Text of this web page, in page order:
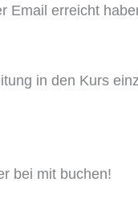
Email erreicht
in den Kurs
bei mit buchen!